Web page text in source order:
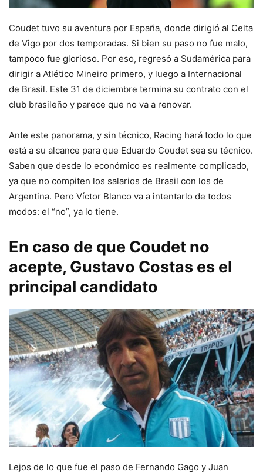
Coudet tuvo su aventura por España, donde dirigió al Celta
de Vigo por dos temporadas. Si bien su paso no fue malo,
tampoco fue glorioso. Por eso, regresó a Sudamérica para
dirigir a Atlético Mineiro primero, y luego a Internacional
de Brasil. Este 31 de diciembre termina su contrato con el
club brasileño y parece que no va a renovar.
Ante este panorama, y sin técnico, Racing hará todo lo que
está a su alcance para que Eduardo Coudet sea su técnico.
Saben que desde lo económico es realmente complicado,
ya que no compiten los salarios de Brasil con los de
Argentina. Pero Víctor Blanco va a intentarlo de todos
modos: el “no”, ya lo tiene.
En caso de que Coudet no
acepte, Gustavo Costas es el
principal candidato
Lejos de lo que fue el paso de Fernando Gago y Juan